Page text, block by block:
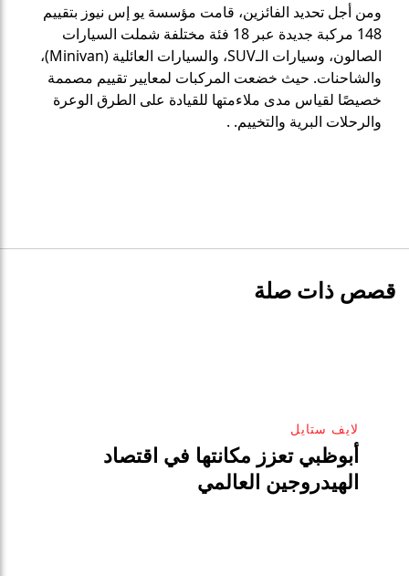
ومن أجل تحديد الفائزين، قامت مؤسسة يو إس نيوز بتقييم
148 مركبة جديدة عبر 18 فئة مختلفة شملت السيارات
الصالون، وسيارات الـSUV، والسيارات العائلية (Minivan)،
والشاحنات. حيث خضعت المركبات لمعايير تقييم مصممة
خصيصًا لقياس مدى ملاءمتها للقيادة على الطرق الوعرة
والرحلات البرية والتخييم. .
قصص ذات صلة
لايف ستايل
أبوظبي تعزز مكانتها في اقتصاد
الهيدروجين العالمي